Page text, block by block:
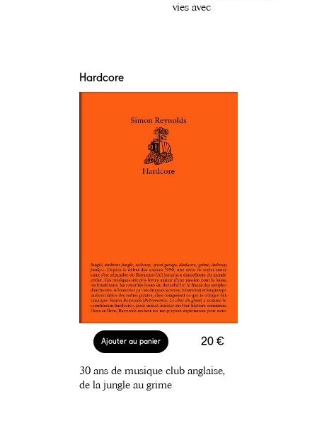
vies avec
20 €
Ajouter au panier
30 ans de musique club anglaise,
de la jungle au grime
Hardcore